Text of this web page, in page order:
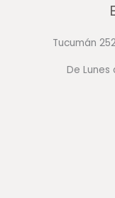
Tucumán
De Lunes